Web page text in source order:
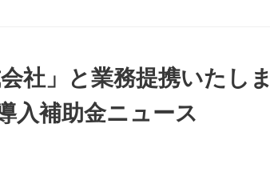
社」と業務提携いたしま
入補助金ニュース